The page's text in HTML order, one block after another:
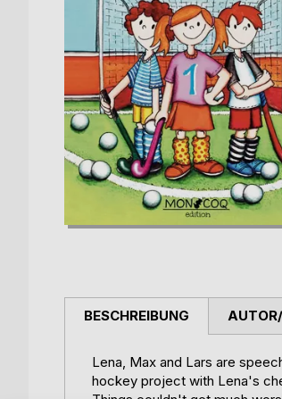
BESCHREIBUNG
Lena, Max and Lars are
hockey project with Lena's